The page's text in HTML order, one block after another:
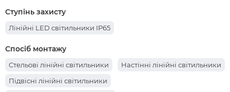
Ступінь захисту
Лінійні LED світильники IP65
Спосіб монтажу
Стельові лінійні світильники
Настінні лінійні світильники
Підвісні лінійні світильники